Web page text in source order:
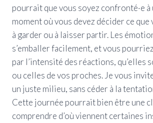
pourrait que vous soyez confronté·e
moment où vous devez décider ce que
à garder ou à laisser partir. Les
s’emballer facilement, et vous
par l’intensité des réactions, qu’elles
ou celles de vos proches. Je vous
un juste milieu, sans céder à la
Cette journée pourrait bien être une
comprendre d’où viennent certaines